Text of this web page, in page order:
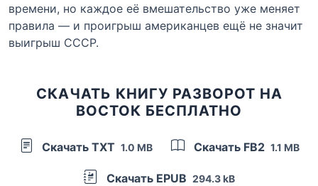
времени, но каждое её вмешательство уже меняет
правила — и проигрыш американцев ещё не значит
выигрыш СССР.
СКАЧАТЬ КНИГУ РАЗВОРОТ НА
ВОСТОК БЕСПЛАТНО
Скачать TXT 1.0 MB Скачать FB2 1.1 MB
Скачать EPUB 294.3 kB